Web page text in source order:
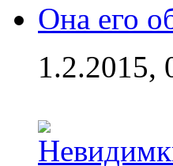
Она его
1.2.2015,